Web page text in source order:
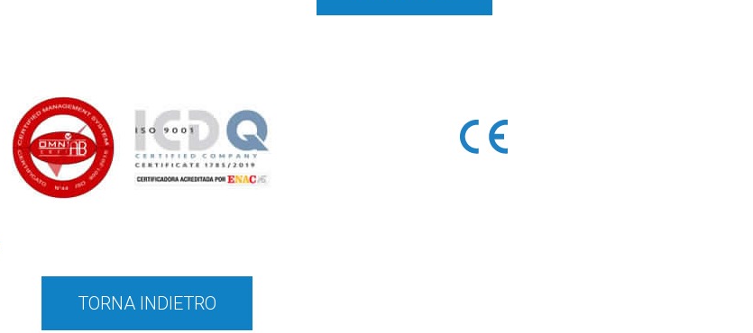
TORNA INDIETRO